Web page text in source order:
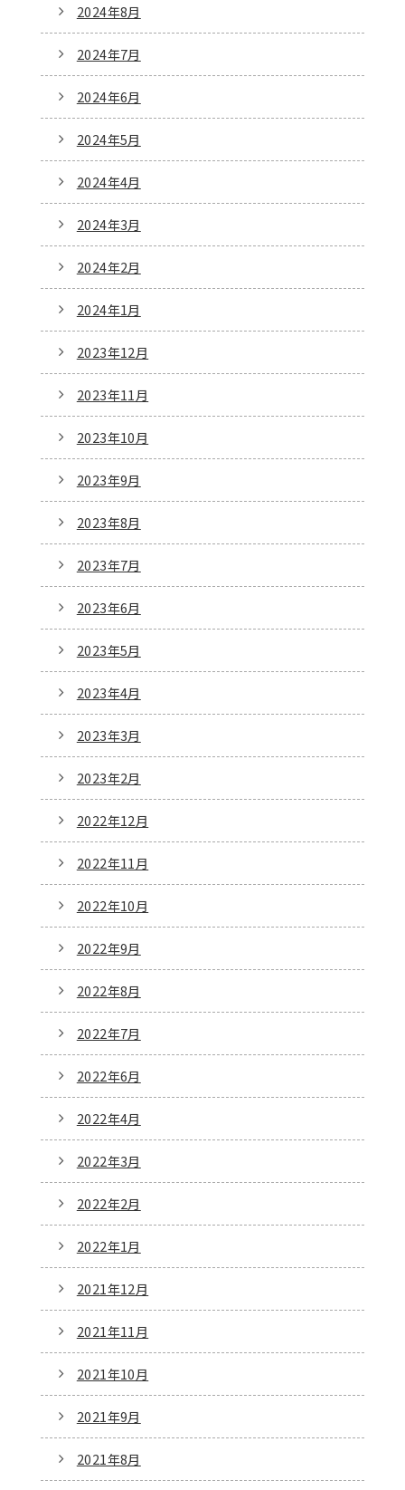
2024年8月
2024年7月
2024年6月
2024年5月
2024年4月
2024年3月
2024年2月
2024年1月
2023年12月
2023年11月
2023年10月
2023年9月
2023年8月
2023年7月
2023年6月
2023年5月
2023年4月
2023年3月
2023年2月
2022年12月
2022年11月
2022年10月
2022年9月
2022年8月
2022年7月
2022年6月
2022年4月
2022年3月
2022年2月
2022年1月
2021年12月
2021年11月
2021年10月
2021年9月
2021年8月